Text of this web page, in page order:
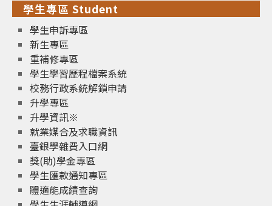
學生專區 Student
學生申訴專區
新生專區
重補修專區
學生學習歷程檔案系統
校務行政系統解鎖申請
升學專區
升學資訊※
就業媒合及求職資訊
臺銀學雜費入口網
獎(助)學金專區
學生匯款通知專區
體適能成績查詢